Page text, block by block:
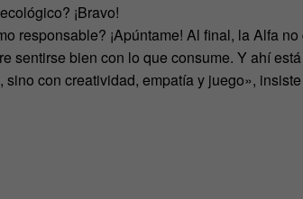
¡Bravo!
responsable? ¡Apúntame! Al final, la Alfa no
sentirse bien con lo que consume. Y ahí
con creatividad, empatía y juego»,